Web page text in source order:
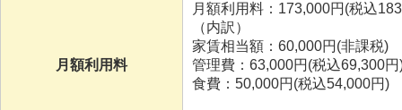
月額利用料
月額利用料：173,000円(税込
（内訳）
家賃相当額：60,000円(非課税)
管理費：63,000円(税込69,300円
食費：50,000円(税込54,000円)